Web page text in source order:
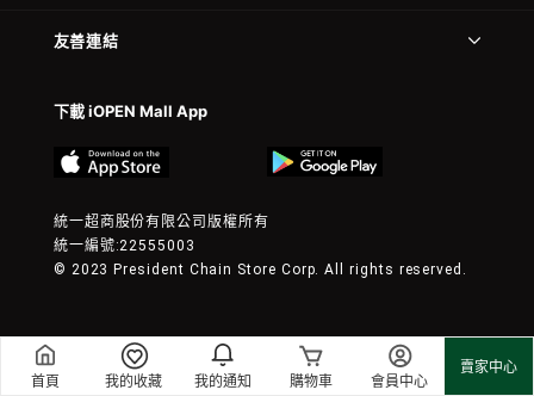
首頁 我的收藏 我的通知 購物車 會員中心
賣家中心
友善連結
下載 iOPEN Mall App
統一超商股份有限公司版權所有
統一編號:22555003
© 2023 President Chain Store Corp. All rights reserved.